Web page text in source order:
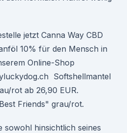
jetzt Canna Way CBD
10% für den Mensch in
Online-Shop
Softshellmantel
rot ab 26,90 EUR.
Friends" grau/rot.
sowohl hinsichtlich seines